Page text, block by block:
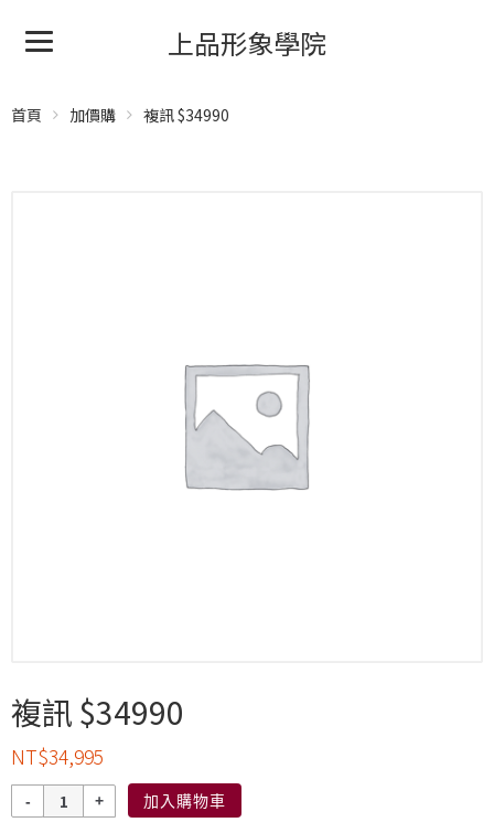
上品形象學院
首頁 加價購 複訊 $34990
複訊 $34990
NT$34,995
數
量
加入購物車